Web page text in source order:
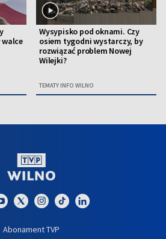
walce
Wysypisko pod oknami. Czy
osiem tygodni wystarczy, by
rozwiązać problem Nowej
Wilejki?
TEMATY INFO WILNO
Abonament TVP